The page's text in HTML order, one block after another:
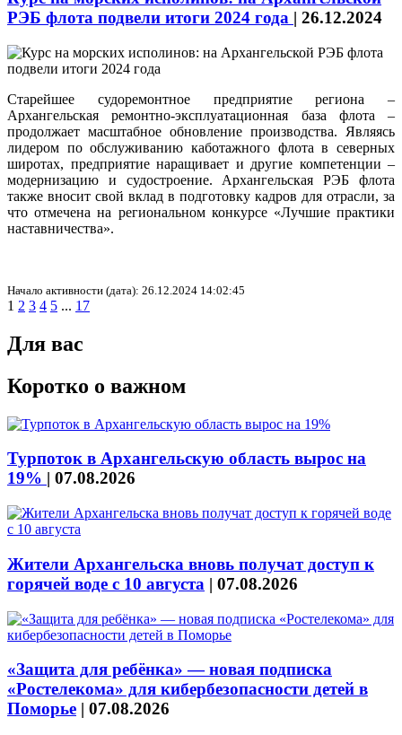
РЭБ флота подвели итоги 2024 года | 26.12.2024
Старейшее судоремонтное предприятие региона –
Архангельская ремонтно-эксплуатационная база флота –
продолжает масштабное обновление производства. Являясь
лидером по обслуживанию каботажного флота в северных
широтах, предприятие наращивает и другие компетенции –
модернизацию и судостроение. Архангельская РЭБ флота
также вносит свой вклад в подготовку кадров для отрасли, за
что отмечена на региональном конкурсе «Лучшие практики
наставничества».
Начало активности (дата): 26.12.2024 14:02:45
1 2 3 4 5 ... 17
Для вас
Коротко о важном
Турпоток в Архангельскую область вырос на
19% | 07.08.2026
Жители Архангельска вновь получат доступ к
горячей воде с 10 августа | 07.08.2026
«Защита для ребёнка» — новая подписка
«Ростелекома» для кибербезопасности детей в
Поморье | 07.08.2026